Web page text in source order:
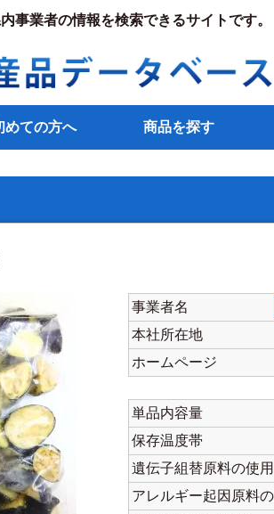
事業者の情報を検索できるサイトです。
めての方へ 商品を探す
事業者名
本社所在地
ホームページ
単品内容量
保存温度帯
遺伝子組替原料の使用
アレルギー起因原料